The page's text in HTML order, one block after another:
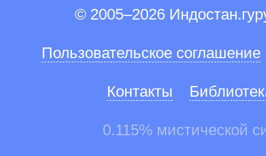
© 2005–2026
Пользовательское соглашение
Контакты
0.115% мистической